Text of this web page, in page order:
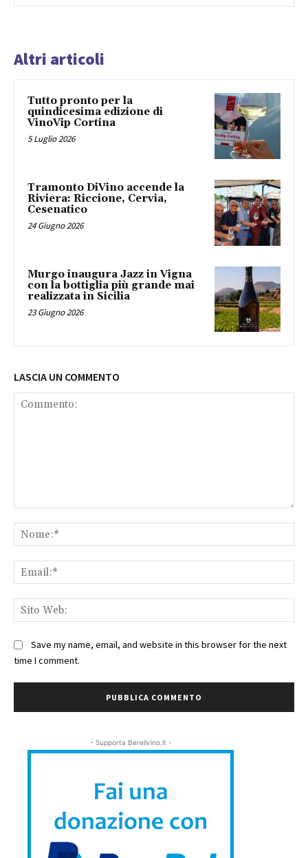
Altri articoli
Tutto pronto per la
quindicesima edizione di
VinoVip Cortina
5 Luglio 2026
Tramonto DiVino accende la
Riviera: Riccione, Cervia,
Cesenatico
24 Giugno 2026
Murgo inaugura Jazz in Vigna
con la bottiglia più grande mai
realizzata in Sicilia
23 Giugno 2026
LASCIA UN COMMENTO
Save my name, email, and website in this browser for the next
time I comment.
- Supporta Bereilvino.it -